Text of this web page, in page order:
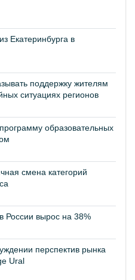
Екатеринбурга в
поддержку жителям
ситуациях регионов
образовательных
смена категорий
России вырос на 38%
перспектив рынка
Ural